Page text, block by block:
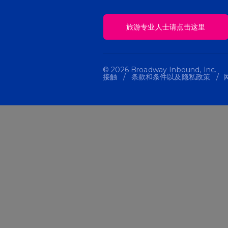
旅游专业人士请点击这里
© 2026 Broadway Inbound, Inc.
接触 条款和条件以及隐私政策